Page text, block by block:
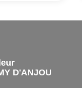
D'ANJOU